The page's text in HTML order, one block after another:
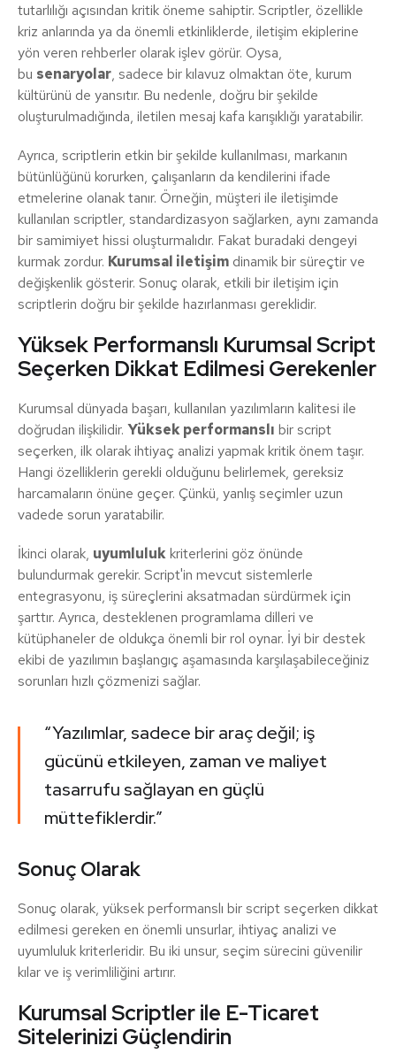
tutarlılığı açısından kritik öneme sahiptir. Scriptler, özellikle
kriz anlarında ya da önemli etkinliklerde, iletişim ekiplerine
yön veren rehberler olarak işlev görür. Oysa,
bu senaryolar, sadece bir kılavuz olmaktan öte, kurum
kültürünü de yansıtır. Bu nedenle, doğru bir şekilde
oluşturulmadığında, iletilen mesaj kafa karışıklığı yaratabilir.
Ayrıca, scriptlerin etkin bir şekilde kullanılması, markanın
bütünlüğünü korurken, çalışanların da kendilerini ifade
etmelerine olanak tanır. Örneğin, müşteri ile iletişimde
kullanılan scriptler, standardizasyon sağlarken, aynı zamanda
bir samimiyet hissi oluşturmalıdır. Fakat buradaki dengeyi
kurmak zordur. Kurumsal iletişim dinamik bir süreçtir ve
değişkenlik gösterir. Sonuç olarak, etkili bir iletişim için
scriptlerin doğru bir şekilde hazırlanması gereklidir.
Yüksek Performanslı Kurumsal Script
Seçerken Dikkat Edilmesi Gerekenler
Kurumsal dünyada başarı, kullanılan yazılımların kalitesi ile
doğrudan ilişkilidir. Yüksek performanslı bir script
seçerken, ilk olarak ihtiyaç analizi yapmak kritik önem taşır.
Hangi özelliklerin gerekli olduğunu belirlemek, gereksiz
harcamaların önüne geçer. Çünkü, yanlış seçimler uzun
vadede sorun yaratabilir.
İkinci olarak, uyumlulukkriterlerini göz önünde
bulundurmak gerekir. Script'in mevcut sistemlerle
entegrasyonu, iş süreçlerini aksatmadan sürdürmek için
şarttır. Ayrıca, desteklenen programlama dilleri ve
kütüphaneler de oldukça önemli bir rol oynar. İyi bir destek
ekibi de yazılımın başlangıç aşamasında karşılaşabileceğiniz
sorunları hızlı çözmenizi sağlar.
“Yazılımlar, sadece bir araç değil; iş
gücünü etkileyen, zaman ve maliyet
tasarrufu sağlayan en güçlü
müttefiklerdir.”
Sonuç Olarak
Sonuç olarak, yüksek performanslı bir script seçerken dikkat
edilmesi gereken en önemli unsurlar, ihtiyaç analizi ve
uyumluluk kriterleridir. Bu iki unsur, seçim sürecini güvenilir
kılar ve iş verimliliğini artırır.
Kurumsal Scriptler ile E-Ticaret
Sitelerinizi Güçlendirin